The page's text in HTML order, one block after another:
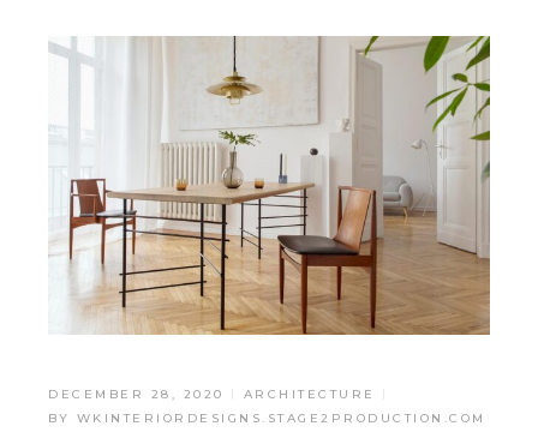
DECEMBER 28, 2020
ARCHITECTURE
BY WKINTERIORDESIGNS.STAGE2PRODUCTION.COM